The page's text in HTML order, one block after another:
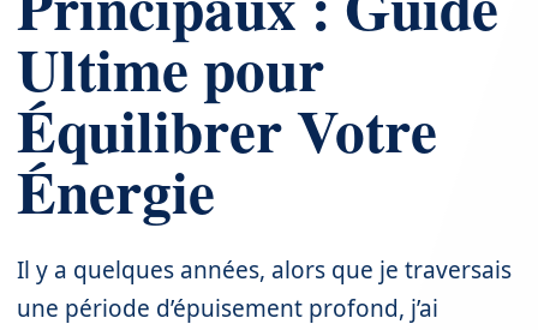
Ultime pour
Équilibrer Votre
Énergie
Il y a quelques années, alors que je traversais
une période d’épuisement profond, j’ai